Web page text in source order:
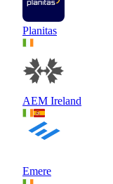
Planitas
AEM Ireland
Emere